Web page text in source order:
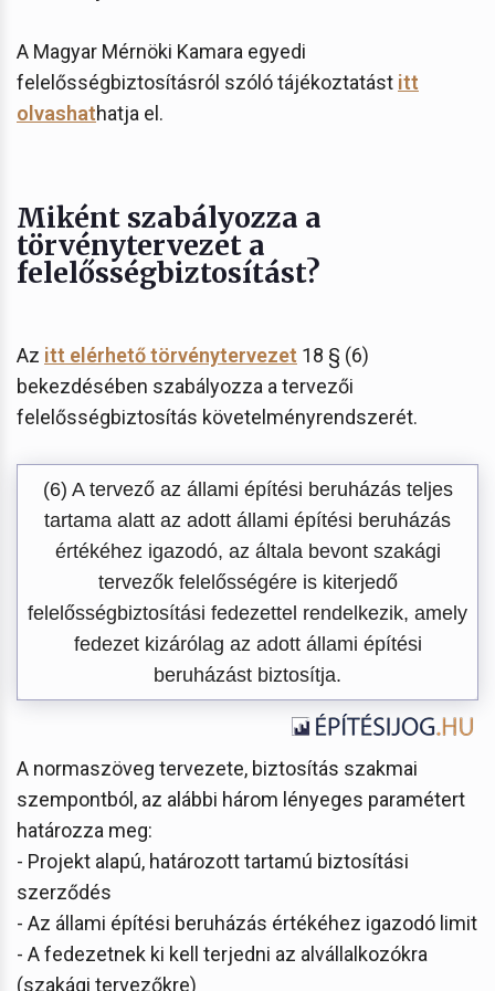
A Magyar Mérnöki Kamara egyedi
felelősségbiztosításról szóló tájékoztatást itt
olvashathatja el.
Miként szabályozza a
törvénytervezet a
felelősségbiztosítást?
Az itt elérhető törvénytervezet 18 § (6)
bekezdésében szabályozza a tervezői
felelősségbiztosítás követelményrendszerét.
(6) A tervező az állami építési beruházás teljes
tartama alatt az adott állami építési beruházás
értékéhez igazodó, az általa bevont szakági
tervezők felelősségére is kiterjedő
felelősségbiztosítási fedezettel rendelkezik, amely
fedezet kizárólag az adott állami építési
beruházást biztosítja.
A normaszöveg tervezete, biztosítás szakmai
szempontból, az alábbi három lényeges paramétert
határozza meg:
- Projekt alapú, határozott tartamú biztosítási
szerződés
- Az állami építési beruházás értékéhez igazodó limit
- A fedezetnek ki kell terjedni az alvállalkozókra
(szakági tervezőkre)